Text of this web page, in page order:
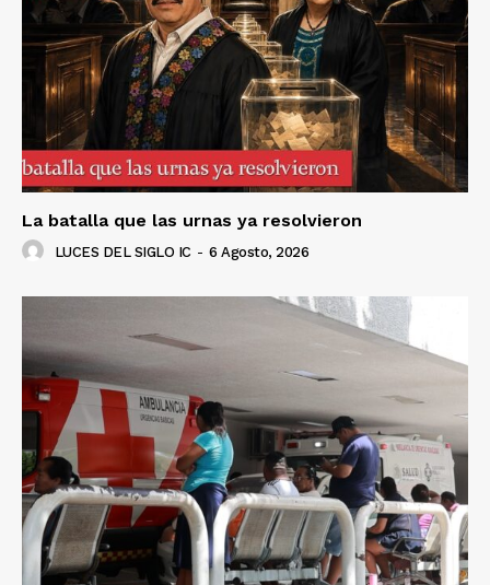
La batalla que las urnas ya resolvieron
LUCES DEL SIGLO IC - 6 Agosto, 2026